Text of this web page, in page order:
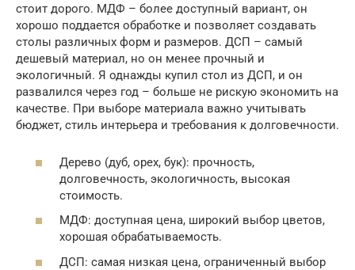
стоит дорого. МДФ – более доступный вариант, он
хорошо поддается обработке и позволяет создавать
столы различных форм и размеров. ДСП – самый
дешевый материал, но он менее прочный и
экологичный. Я однажды купил стол из ДСП, и он
развалился через год – больше не рискую экономить на
качестве. При выборе материала важно учитывать
бюджет, стиль интерьера и требования к долговечности.
Дерево (дуб, орех, бук): прочность,
долговечность, экологичность, высокая
стоимость.
МДФ: доступная цена, широкий выбор цветов,
хорошая обрабатываемость.
ДСП: самая низкая цена, ограниченный выбор